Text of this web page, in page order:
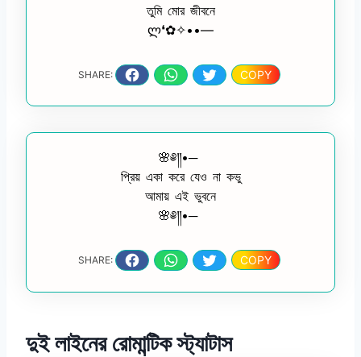
তুমি মোর জীবনে
ლ❛✿✧••—
SHARE: COPY
🌸༅༎•─
প্রিয় একা করে যেও না কভু
আমায় এই ভুবনে
🌸༅༎•─
SHARE: COPY
দুই লাইনের রোমান্টিক স্ট্যাটাস